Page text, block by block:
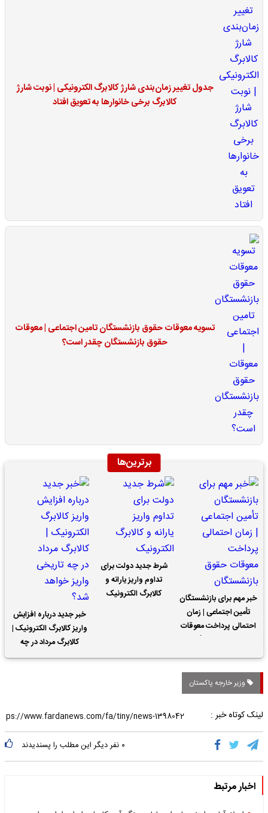
جدول تغییر زمان‌بندی شارژ کالابرگ الکترونیکی | نوبت شارژ
کالابرگ برخی خانوارها به تعویق افتاد
تسویه معوقات حقوق بازنشستگان تامین اجتماعی | معوقات
حقوق بازنشستگان چقدر است؟
برترین‌ها
خبر مهم برای بازنشستگان
تأمین اجتماعی | زمان
احتمالی پرداخت معوقات
شرط جدید دولت برای
تداوم واریز یارانه و
کالابرگ الکترونیک
خبر جدید درباره افزایش
واریز کالابرگ الکترونیک |
کالابرگ مرداد در چه
تاریخی واریز خواهد شد؟
وزیر خارجه پاکستان
لینک کوتاه خبر :
۰ نفر دیگر این مطلب را پسندیدند
اخبار مرتبط